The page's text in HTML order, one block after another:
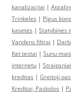
kanalizacijai |
Trinkeles | Pigus
kasetes | Statybinės
Vandens filtrai |
Ket testai | Sunu
internetu | Straipsniai
kreditas | Greitoji
Kreditai, Paskolos |